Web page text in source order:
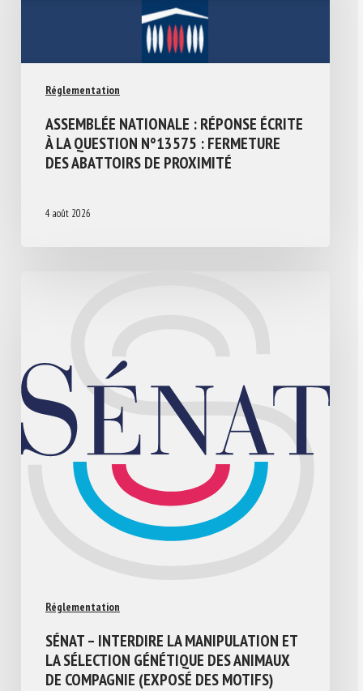
Réglementation
ASSEMBLÉE NATIONALE : RÉPONSE ÉCRITE
À LA QUESTION N°13575 : FERMETURE
DES ABATTOIRS DE PROXIMITÉ
4 août 2026
Réglementation
SÉNAT – INTERDIRE LA MANIPULATION ET
LA SÉLECTION GÉNÉTIQUE DES ANIMAUX
DE COMPAGNIE (EXPOSÉ DES MOTIFS)